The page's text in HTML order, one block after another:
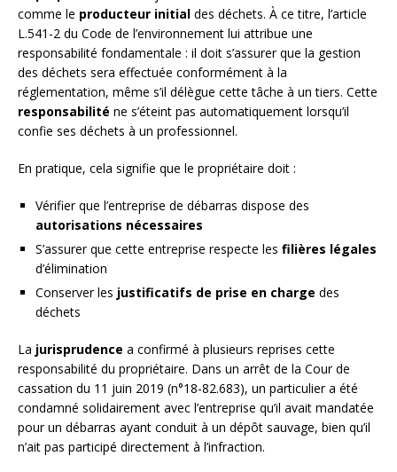
comme le producteur initial des déchets. À ce titre, l’article
L.541-2 du Code de l’environnement lui attribue une
responsabilité fondamentale : il doit s’assurer que la gestion
des déchets sera effectuée conformément à la
réglementation, même s’il délègue cette tâche à un tiers. Cette
responsabilité ne s’éteint pas automatiquement lorsqu’il
confie ses déchets à un professionnel.
En pratique, cela signifie que le propriétaire doit :
Vérifier que l’entreprise de débarras dispose des
autorisations nécessaires
S’assurer que cette entreprise respecte les filières légales
d’élimination
Conserver les justificatifs de prise en charge des
déchets
La jurisprudence a confirmé à plusieurs reprises cette
responsabilité du propriétaire. Dans un arrêt de la Cour de
cassation du 11 juin 2019 (n°18-82.683), un particulier a été
condamné solidairement avec l’entreprise qu’il avait mandatée
pour un débarras ayant conduit à un dépôt sauvage, bien qu’il
n’ait pas participé directement à l’infraction.